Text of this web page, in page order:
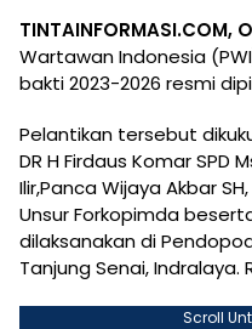
TINTAINFORMASI.COM,
Wartawan Indonesia
bakti 2023-2026 resmi
Pelantikan tersebut
DR H Firdaus Komar SPD
Ilir,Panca Wijaya Akbar
Unsur Forkopimda
dilaksanakan di
Tanjung Senai, Indralaya.
Scroll